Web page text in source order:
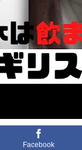
Facebook